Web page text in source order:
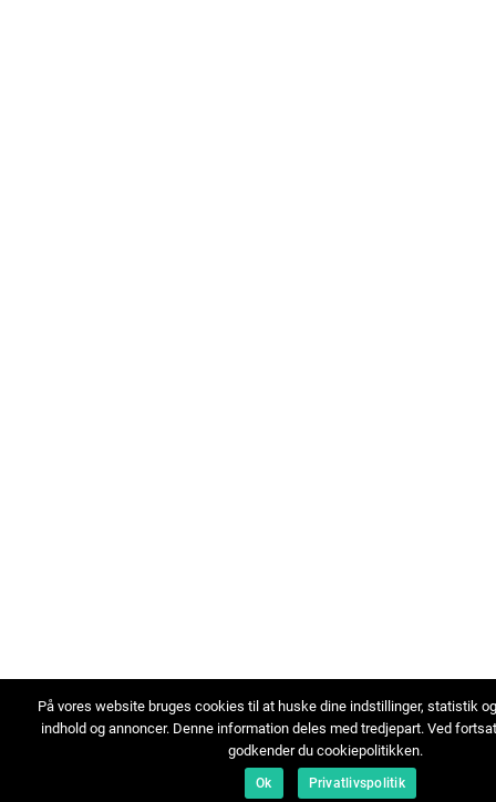
På vores website bruges cookies til at huske dine indstillinger, statistik
indhold og annoncer. Denne information deles med tredjepart. Ved
godkender du cookiepolitikken.
Ok Privatlivspolitik